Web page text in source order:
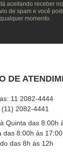
aceitando receber
de spam e você
qualquer momento.
DE
11 2082-4444
(11) 2082-4441
Quinta das 8:00h
das 8:00h às
das 8h às 12h